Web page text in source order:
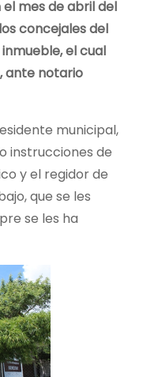
mes de abril del
concejales del
el cual
ante notario
municipal,
instrucciones de
y el regidor de
que se les
se les ha